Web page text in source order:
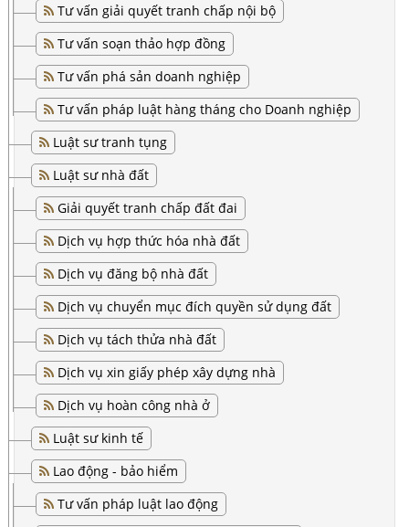
Tư vấn giải quyết tranh chấp nội bộ
Tư vấn soạn thảo hợp đồng
Tư vấn phá sản doanh nghiệp
Tư vấn pháp luật hàng tháng cho Doanh nghiệp
Luật sư tranh tụng
Luật sư nhà đất
Giải quyết tranh chấp đất đai
Dịch vụ hợp thức hóa nhà đất
Dịch vụ đăng bộ nhà đất
Dịch vụ chuyển mục đích quyền sử dụng đất
Dịch vụ tách thửa nhà đất
Dịch vụ xin giấy phép xây dựng nhà
Dịch vụ hoàn công nhà ở
Luật sư kinh tế
Lao động - bảo hiểm
Tư vấn pháp luật lao động